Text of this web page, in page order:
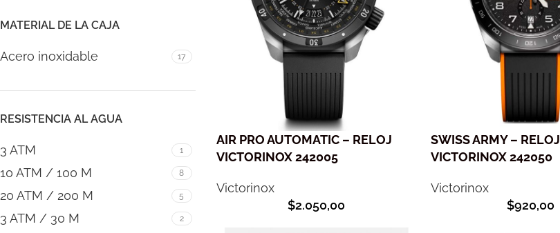
MATERIAL DE LA CAJA
Acero inoxidable 17
RESISTENCIA AL AGUA
3 ATM 1
10 ATM / 100 M 8
20 ATM / 200 M 5
3 ATM / 30 M 2
AIR PRO AUTOMATIC – RELOJ
VICTORINOX 242005
Victorinox
$2.050,00
SWISS ARMY – RELOJ
VICTORINOX 242050
Victorinox
$920,00